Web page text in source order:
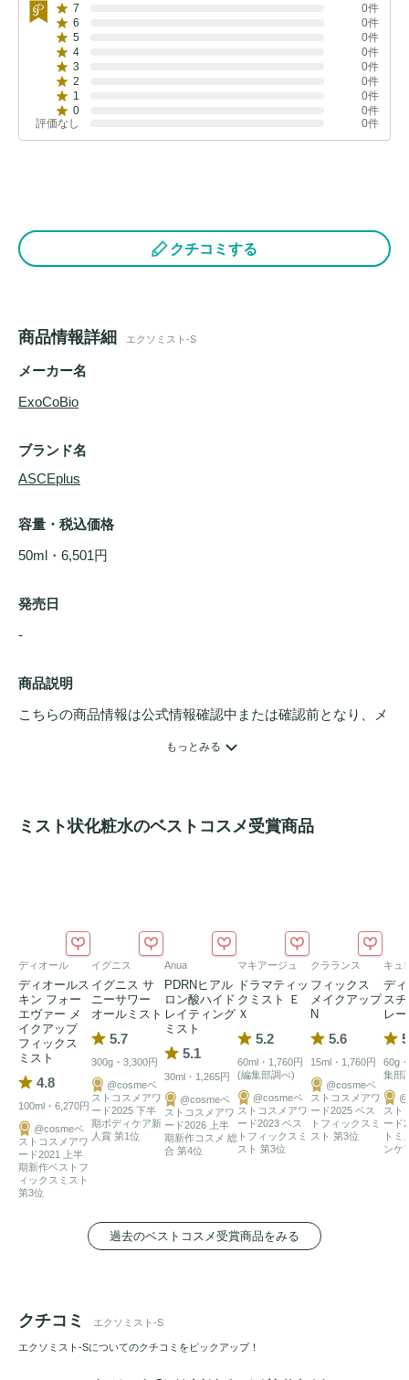
7
0件
6
0件
5
0件
4
0件
3
0件
2
0件
1
0件
0
0件
評価なし
0件
クチコミする
商品情報詳細 エクソミスト-S
メーカー名
ExoCoBio
ブランド名
ASCEplus
容量・税込価格
50ml・6,501円
発売日
-
商品説明
こちらの商品情報は公式情報確認中または確認前となり、メ
フリーズドライ製法で安定化させたダマスクバラカルス細胞
燥した肌に豊かな
うるおい
を与え、キメの整ったなめらかな
へ導きます。
シルキーなクリームのようなテクスチャーで、メイクの上か
らでも手軽に保湿ケアが可能。いつでもどこでも、いきいき
とした肌印象を保ちたい方におすすめです。
ほのかなローズの香り。
※肌刺激テスト済み（すべての方に刺激が起きないというわ
けではありません）
もっとみる
ミスト状化粧水のベストコスメ受賞商品
ディオール
ディオールス
キン フォー
エヴァー メ
イクアップ
フィックス
ミスト
4.8
100ml・6,270円
@cosmeベ
ストコスメアワ
ード2021 上半
期新作ベストフ
ィックスミスト
第3位
イグニス
イグニス サ
ニーサワー
オールミスト
5.7
300g・3,300円
@cosmeベ
ストコスメアワ
ード2025 下半
期ボディケア新
人賞 第1位
Anua
PDRNヒアル
ロン酸ハイド
レイティング
ミスト
5.1
30ml・1,265円
@cosmeベ
ストコスメアワ
ード2026 上半
期新作コスメ 総
合 第4位
マキアージュ
ドラマティッ
クミスト Ｅ
Ｘ
5.2
60ml・1,760円
(編集部調べ)
@cosmeベ
ストコスメアワ
ード2023 ベス
トフィックスミ
スト 第3位
クラランス
フィックス
メイクアップ
N
5.6
15ml・1,760円
@cosmeベ
ストコスメアワ
ード2025 ベス
トフィックスミ
スト 第3位
キュ
デ
ス
レー
60g
集部
スト
ード
トミ
ンケ
過去のベストコスメ受賞商品をみる
クチコミ エクソミスト-S
エクソミスト-Sについてのクチコミをピックアップ！